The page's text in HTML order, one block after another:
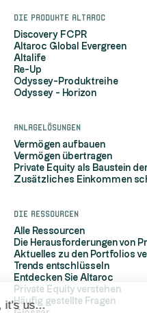
Hi, it's us...
Die Produkte Altaroc
Discovery FCPR
Altaroc Global Evergreen
Altalife
Re-Up
Odyssey-Produktreihe
Odyssey - Horizon
Anlagelösungen
Vermögen aufbauen
Vermögen übertragen
Private Equity als Baustein
Zusätzliches Einkommen
Die Ressourcen
Alle Ressourcen
Die Herausforderungen von
Aktuelles zu den Portfolios
Trends entschlüsseln
Entdecken Sie Altaroc
Private Equity verstehen
Häufig gestellte Fragen